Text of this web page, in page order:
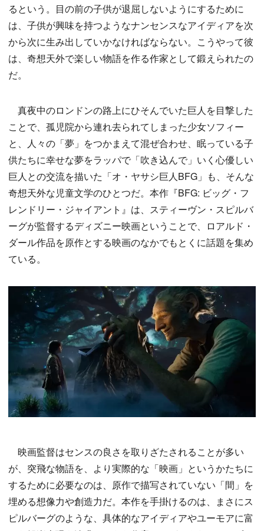
るという。目の前の子供が退屈しないようにするために
は、子供が興味を持つようなナンセンスなアイディアを次
から次に生み出していかなければならない。こうやって彼
は、奇想天外で楽しい物語を作る作家として鍛えられたの
だ。
真夜中のロンドンの路上にひそんでいた巨人を目撃した
ことで、孤児院から連れ去られてしまった少女ソフィー
と、人々の「夢」をつかまえて混ぜ合わせ、眠っている子
供たちに幸せな夢をラッパで「吹き込んで」いく心優しい
巨人との交流を描いた「オ・ヤサシ巨人BFG」も、そんな
奇想天外な児童文学のひとつだ。本作『BFG: ビッグ・フ
レンドリー・ジャイアント』は、スティーヴン・スピルバ
ーグが監督するディズニー映画ということで、ロアルド・
ダール作品を原作とする映画のなかでもとくに話題を集め
ている。
映画監督はセンスの良さを取りざたされることが多い
が、突飛な物語を、より実際的な「映画」というかたちに
するために必要なのは、原作で描写されていない「間」を
埋める想像力や創造力だ。本作を手掛けるのは、まさにス
ピルバーグのような、具体的なアイディアやユーモアに富